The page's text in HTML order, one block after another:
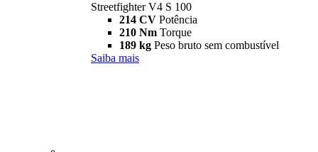
Streetfighter V4 S 100
214 CV Potência
210 Nm Torque
189 kg Peso bruto sem combustível
Saiba mais